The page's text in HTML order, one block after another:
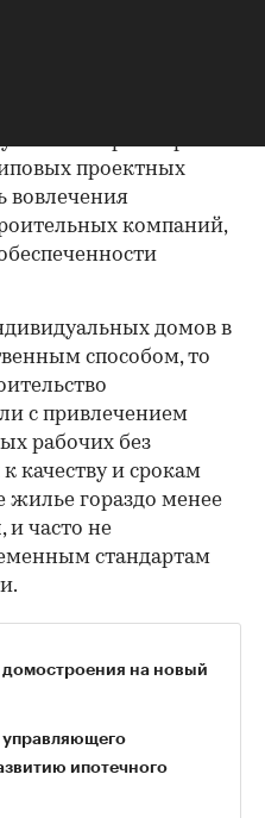
проектных
вовлечения
компаний,
домов в
способом, то
с привлечением
рабочих без
качеству и срокам
жилье гораздо менее
и часто не
стандартам
на новый
управляющего
ипотечного